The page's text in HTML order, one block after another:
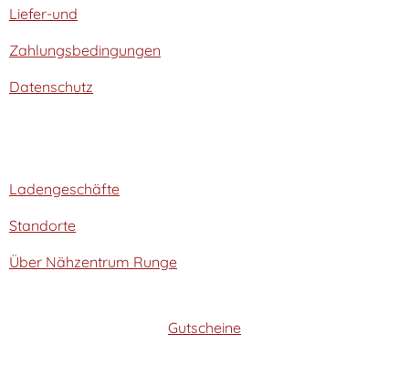
Liefer-und
Zahlungsbedingungen
Datenschutz
Ladengeschäfte
Standorte
Über Nähzentrum Runge
Gutscheine